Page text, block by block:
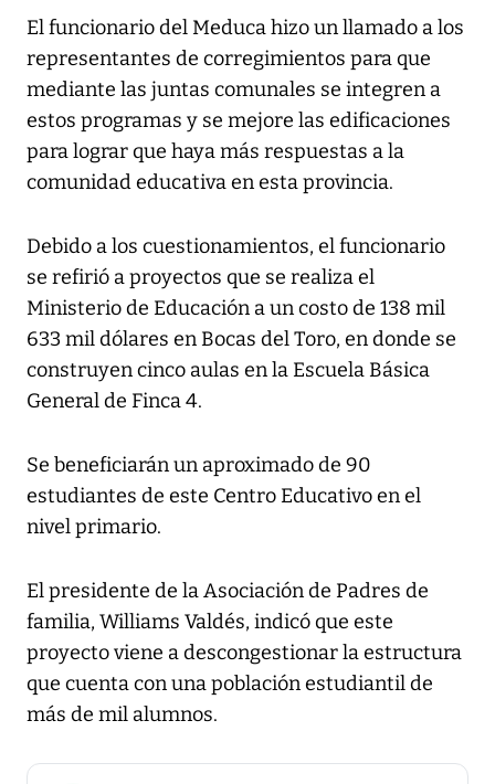
El funcionario del Meduca hizo un llamado a los
representantes de corregimientos para que
mediante las juntas comunales se integren a
estos programas y se mejore las edificaciones
para lograr que haya más respuestas a la
comunidad educativa en esta provincia.
Debido a los cuestionamientos, el funcionario
se refirió a proyectos que se realiza el
Ministerio de Educación a un costo de 138 mil
633 mil dólares en Bocas del Toro, en donde se
construyen cinco aulas en la Escuela Básica
General de Finca 4.
Se beneficiarán un aproximado de 90
estudiantes de este Centro Educativo en el
nivel primario.
El presidente de la Asociación de Padres de
familia, Williams Valdés, indicó que este
proyecto viene a descongestionar la estructura
que cuenta con una población estudiantil de
más de mil alumnos.